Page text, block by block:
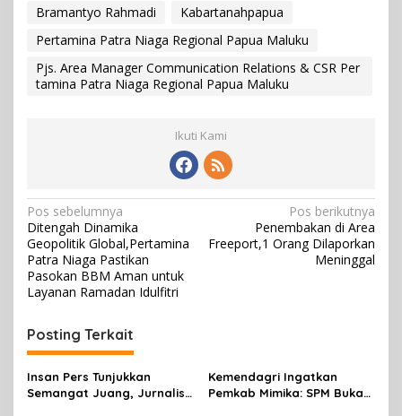
Bramantyo Rahmadi
Kabartanahpapua
Pertamina Patra Niaga Regional Papua Maluku
Pjs. Area Manager Communication Relations & CSR Per
tamina Patra Niaga Regional Papua Maluku
Ikuti Kami
N
a
v
i
a
s
i
Pos sebelumnya
Ditengah Dinamika
Geopolitik Global,Pertamina
Patra Niaga Pastikan
Pasokan BBM Aman untuk
Layanan Ramadan Idulfitri
Pos berikutnya
Penembakan di Area
Freeport,1 Orang Dilaporkan
Meninggal
Posting Terkait
Insan Pers Tunjukkan
Semangat Juang, Jurnalis
Kemendagri Ingatkan
Pemkab Mimika: SPM Bukan